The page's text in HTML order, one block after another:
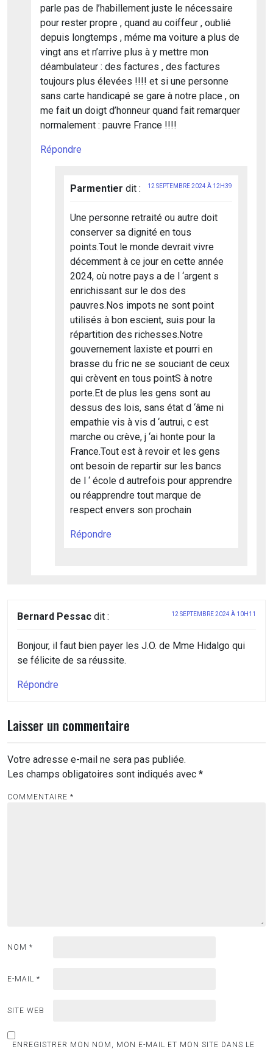
parle pas de l’habillement juste le nécessaire
pour rester propre , quand au coiffeur , oublié
depuis longtemps , méme ma voiture a plus de
vingt ans et n’arrive plus à y mettre mon
déambulateur : des factures , des factures
toujours plus élevées !!!! et si une personne
sans carte handicapé se gare à notre place , on
me fait un doigt d’honneur quand fait remarquer
normalement : pauvre France !!!!
Répondre
Parmentier dit : 12 SEPTEMBRE 2024 À 12H39
Une personne retraité ou autre doit
conserver sa dignité en tous
points.Tout le monde devrait vivre
décemment à ce jour en cette année
2024, où notre pays a de l ‘argent s
enrichissant sur le dos des
pauvres.Nos impots ne sont point
utilisés à bon escient, suis pour la
répartition des richesses.Notre
gouvernement laxiste et pourri en
brasse du fric ne se souciant de ceux
qui crèvent en tous pointS à notre
porte.Et de plus les gens sont au
dessus des lois, sans état d ‘âme ni
empathie vis à vis d ‘autrui, c est
marche ou crève, j ‘ai honte pour la
France.Tout est à revoir et les gens
ont besoin de repartir sur les bancs
de l ‘ école d autrefois pour apprendre
ou réapprendre tout marque de
respect envers son prochain
Répondre
Bernard Pessac dit : 12 SEPTEMBRE 2024 À 10H11
Bonjour, il faut bien payer les J.O. de Mme Hidalgo qui
se félicite de sa réussite.
Répondre
Laisser un commentaire
Votre adresse e-mail ne sera pas publiée.
Les champs obligatoires sont indiqués avec *
COMMENTAIRE *
NOM *
E-MAIL *
SITE WEB
ENREGISTRER MON NOM, MON E-MAIL ET MON SITE DANS LE